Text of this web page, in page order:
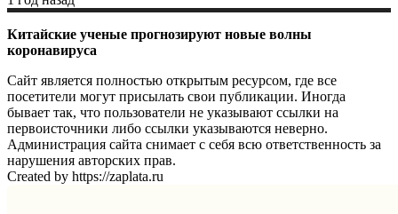
Китайские ученые прогнозируют новые волны
коронавируса
Сайт является полностью открытым ресурсом, где все
посетители могут присылать свои публикации. Иногда
бывает так, что пользователи не указывают ссылки на
первоисточники либо ссылки указываются неверно.
Администрация сайта снимает с себя всю ответственность за
нарушения авторских прав.
Created by https://zaplata.ru